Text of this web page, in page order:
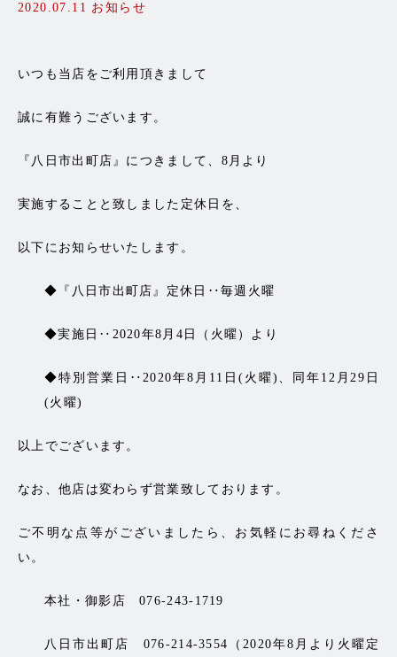
2020.07.11 お知らせ
いつも当店をご利用頂きまして
誠に有難うございます。
『八日市出町店』につきまして、8月より
実施することと致しました定休日を、
以下にお知らせいたします。
◆『八日市出町店』定休日‥毎週火曜
◆実施日‥2020年8月4日（火曜）より
◆特別営業日‥2020年8月11日(火曜)、同年12月29日
(火曜)
以上でございます。
なお、他店は変わらず営業致しております。
ご不明な点等がございましたら、お気軽にお尋ねくださ
い。
本社・御影店 076-243-1719
八日市出町店 076-214-3554（2020年8月より火曜定